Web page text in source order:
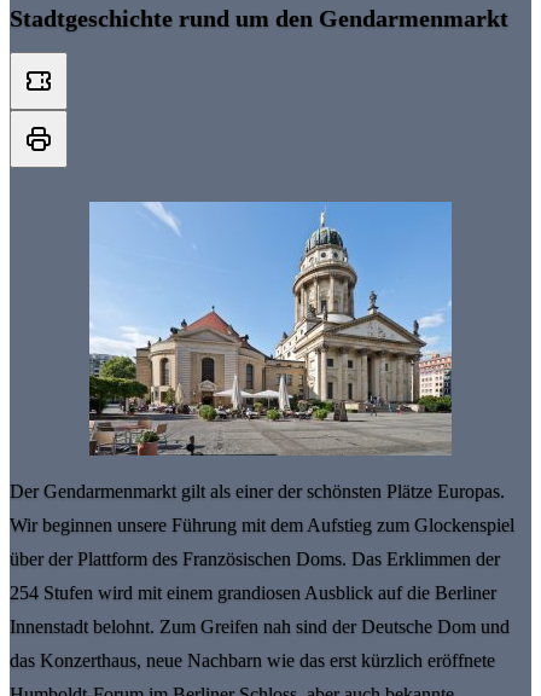
Stadtgeschichte rund um den Gendarmenmarkt
Der Gendarmenmarkt gilt als einer der schönsten Plätze Europas.
Wir beginnen unsere Führung mit dem Aufstieg zum Glockenspiel
über der Plattform des Französischen Doms. Das Erklimmen der
254 Stufen wird mit einem grandiosen Ausblick auf die Berliner
Innenstadt belohnt. Zum Greifen nah sind der Deutsche Dom und
das Konzerthaus, neue Nachbarn wie das erst kürzlich eröffnete